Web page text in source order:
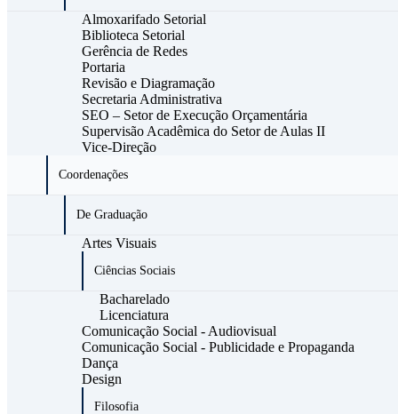
Almoxarifado Setorial
Biblioteca Setorial
Gerência de Redes
Portaria
Revisão e Diagramação
Secretaria Administrativa
SEO – Setor de Execução Orçamentária
Supervisão Acadêmica do Setor de Aulas II
Vice-Direção
Coordenações
De Graduação
Artes Visuais
Ciências Sociais
Bacharelado
Licenciatura
Comunicação Social - Audiovisual
Comunicação Social - Publicidade e Propaganda
Dança
Design
Filosofia